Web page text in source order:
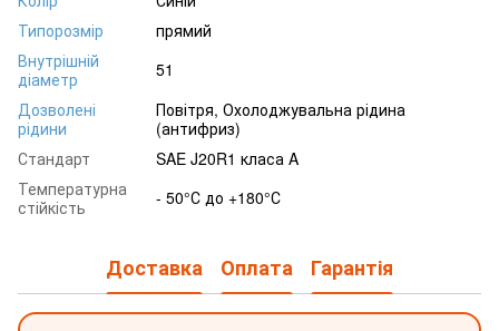
Типорозмір
прямий
Внутрішній
діаметр
51
Дозволені
рідини
Повітря, Охолоджувальна рідина
(антифриз)
Стандарт
SAE J20R1 класа A
Температурна
стійкість
- 50°С до +180°С
Доставка Оплата Гарантія